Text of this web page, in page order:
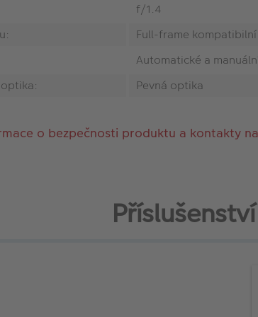
f/1.4
Full-frame kompatibilní
Automatické a
Pevná optika
o bezpečnosti produktu a kontakty